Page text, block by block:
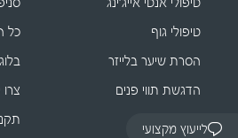
טיפולי גוף
הסרת שיער בלייזר
הדגשת תווי פנים
כל
לייעוץ מקצועי